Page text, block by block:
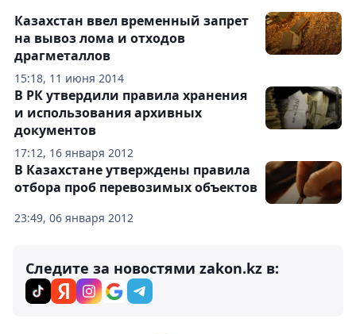
15:18, 11 июня 2014
Казахстан ввел временный запрет
на вывоз лома и отходов
драгметаллов
17:12, 16 января 2012
В РК утвердили правила хранения
и использования архивных
документов
23:49, 06 января 2012
В Казахстане утверждены правила
отбора проб перевозимых объектов
Следите за новостями zakon.kz в: